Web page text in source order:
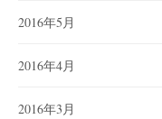
2016年5月
2016年4月
2016年3月